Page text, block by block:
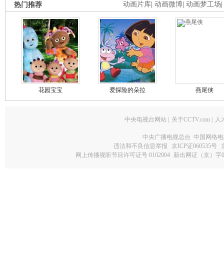
动画片库 动画微博 动画梦工场
热门推荐
花园宝宝 爱探险的朵拉 燕尾侠
中央电视台网站 关于CCTV.com 人
中央广播电视总台 中国网络
违法和不良信息举报
京ICP证060535号
网上传播视听节目许可证号 0102004 新出网证（京）